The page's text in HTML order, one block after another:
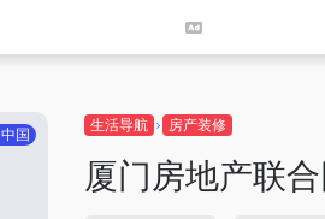
中国
生活导航 房产装修
厦门房地产联